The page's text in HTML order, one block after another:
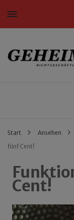
Nichtgeschäftliche
Start Ansehen
fünf Cent!
Cent!